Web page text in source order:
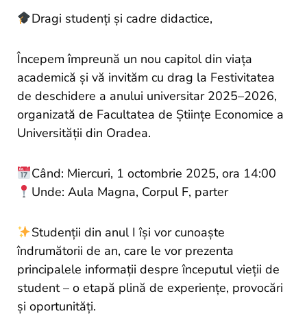
and Dragi studenți și cadre didactice,
Începem împreună un nou capitol din viața
academică și vă invităm cu drag la Festivitatea
de deschidere a anului universitar 2025–2026,
organizată de Facultatea de Științe Economice a
Universității din Oradea.
Când: Miercuri, 1 octombrie 2025, ora 14:00
Unde: Aula Magna, Corpul F, parter
Studenții din anul I își vor cunoaște
îndrumătorii de an, care le vor prezenta
principalele informații despre începutul vieții de
student – o etapă plină de experiențe, provocări
și oportunități.